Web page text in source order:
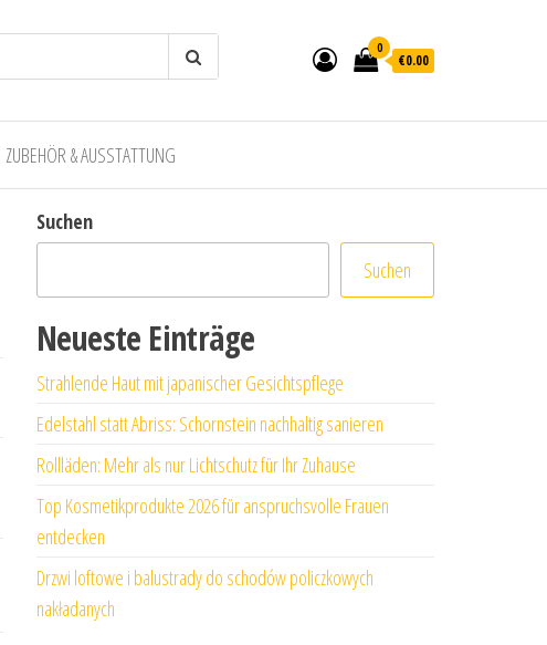
0
€0.00
ZUBEHÖR & AUSSTATTUNG
Suchen
Suchen
Neueste Einträge
Strahlende Haut mit japanischer Gesichtspflege
Edelstahl statt Abriss: Schornstein nachhaltig sanieren
Rollläden: Mehr als nur Lichtschutz für Ihr Zuhause
Top Kosmetikprodukte 2026 für anspruchsvolle Frauen
entdecken
Drzwi loftowe i balustrady do schodów policzkowych
nakładanych